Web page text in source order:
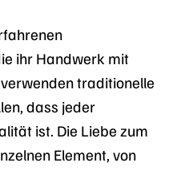
ihr Handwerk mit
traditionelle
dass jeder
ist. Die Liebe zum
Element, von